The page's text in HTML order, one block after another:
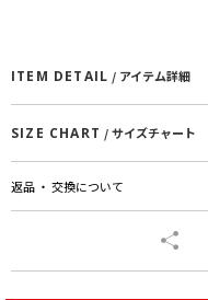
ITEM DETAIL / アイテム詳細
SIZE CHART / サイズチャート
返品 ・ 交換について